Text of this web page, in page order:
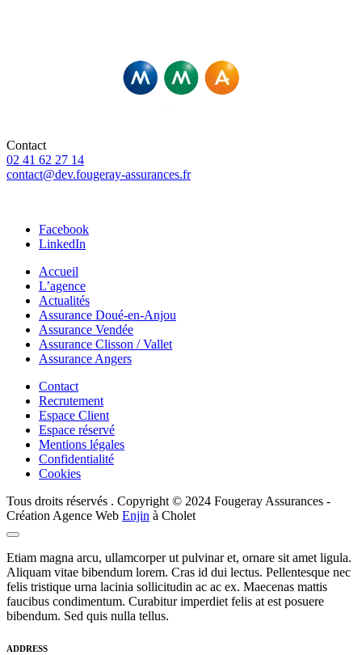
Contact
02 41 62 27 14
contact@dev.fougeray-assurances.fr
Facebook
LinkedIn
Accueil
L’agence
Actualités
Assurance Doué-en-Anjou
Assurance Vendée
Assurance Clisson / Vallet
Assurance Angers
Contact
Recrutement
Espace Client
Espace réservé
Mentions légales
Confidentialité
Cookies
Tous droits réservés . Copyright © 2024 Fougeray Assurances -
Création Agence Web Enjin à Cholet
Etiam magna arcu, ullamcorper ut pulvinar et, ornare sit amet ligula.
Aliquam vitae bibendum lorem. Cras id dui lectus. Pellentesque nec
felis tristique urna lacinia sollicitudin ac ac ex. Maecenas mattis
faucibus condimentum. Curabitur imperdiet felis at est posuere
bibendum. Sed quis nulla tellus.
ADDRESS